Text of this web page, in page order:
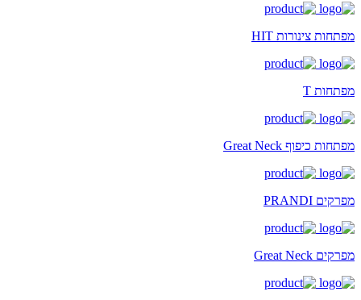
מפתחות צינורות HIT
מפתחות T
מפתחות כיפוף Great Neck
מפרקים PRANDI
מפרקים Great Neck